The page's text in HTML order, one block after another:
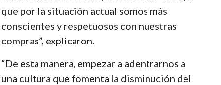
que por la situación actual somos más
conscientes y respetuosos con nuestras
compras”, explicaron.
“De esta manera, empezar a adentrarnos a
una cultura que fomenta la disminución del